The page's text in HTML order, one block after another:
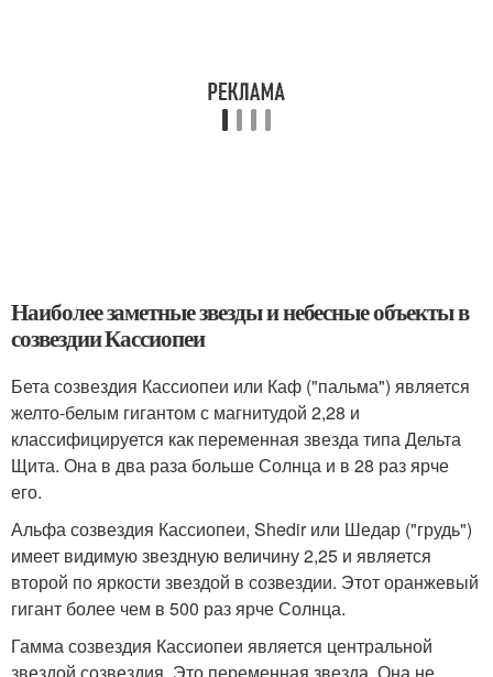
Наиболее заметные звезды и небесные объекты в
созвездии Кассиопеи
Бета созвездия Кассиопеи или Каф ("пальма") является
желто-белым гигантом с магнитудой 2,28 и
классифицируется как переменная звезда типа Дельта
Щита. Она в два раза больше Солнца и в 28 раз ярче
его.
Альфа созвездия Кассиопеи, Shedir или Шедар ("грудь")
имеет видимую звездную величину 2,25 и является
второй по яркости звездой в созвездии. Этот оранжевый
гигант более чем в 500 раз ярче Солнца.
Гамма созвездия Кассиопеи является центральной